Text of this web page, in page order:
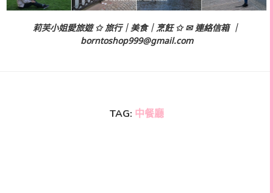
莉芙小姐愛旅遊 ✩ 旅行｜美食｜烹飪 ✩ ✉ 連絡信箱 ｜
borntoshop999@gmail.com
TAG: 中餐廳